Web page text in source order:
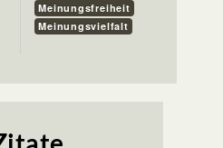
Meinungsfreiheit
Meinungsvielfalt